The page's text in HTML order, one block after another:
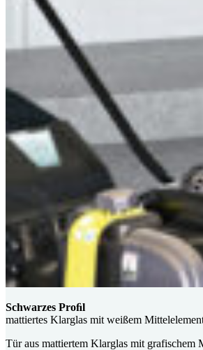
Schwarzes Proﬁl
mattiertes Klarglas mit weißem
Tür aus mattiertem Klarglas mit grafischem